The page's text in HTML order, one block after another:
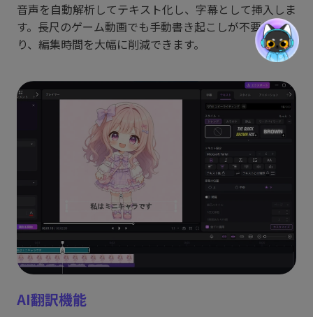
音声を自動解析してテキスト化し、字幕として挿入しま
す。長尺のゲーム動画でも手動書き起こしが不要にな
り、編集時間を大幅に削減できます。
AI翻訳機能